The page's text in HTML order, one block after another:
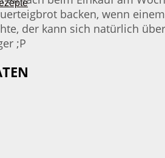
backen, wenn
der kann sich natürlich
;P